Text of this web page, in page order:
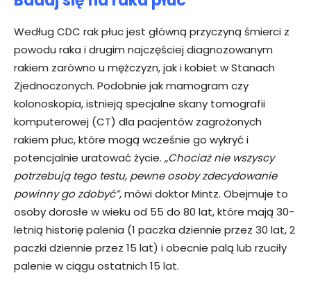
Według CDC rak płuc jest główną przyczyną śmierci z
powodu raka i drugim najczęściej diagnozowanym
rakiem zarówno u mężczyzn, jak i kobiet w Stanach
Zjednoczonych. Podobnie jak mamogram czy
kolonoskopia, istnieją specjalne skany tomografii
komputerowej (CT) dla pacjentów zagrożonych
rakiem płuc, które mogą wcześnie go wykryć i
potencjalnie uratować życie. „Chociaż nie wszyscy
potrzebują tego testu, pewne osoby zdecydowanie
powinny go zdobyć”, mówi doktor Mintz. Obejmuje to
osoby dorosłe w wieku od 55 do 80 lat, które mają 30-
letnią historię palenia (1 paczka dziennie przez 30 lat, 2
paczki dziennie przez 15 lat) i obecnie palą lub rzuciły
palenie w ciągu ostatnich 15 lat.